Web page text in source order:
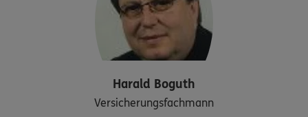
Harald Boguth
Versicherungsfachmann